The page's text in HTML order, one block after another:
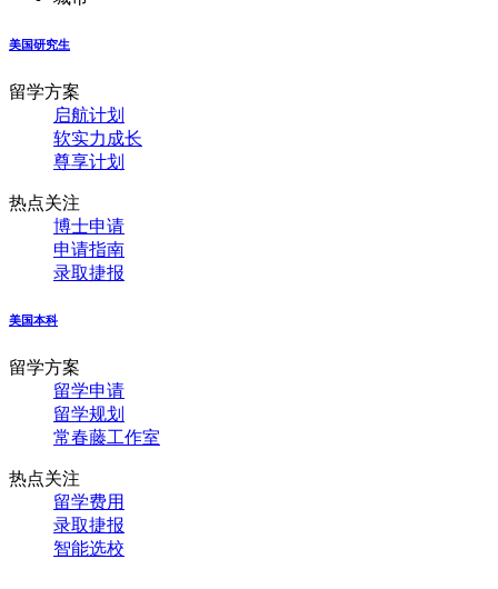
美国研究生
留学方案
启航计划
软实力成长
尊享计划
热点关注
博士申请
申请指南
录取捷报
美国本科
留学方案
留学申请
留学规划
常春藤工作室
热点关注
留学费用
录取捷报
智能选校